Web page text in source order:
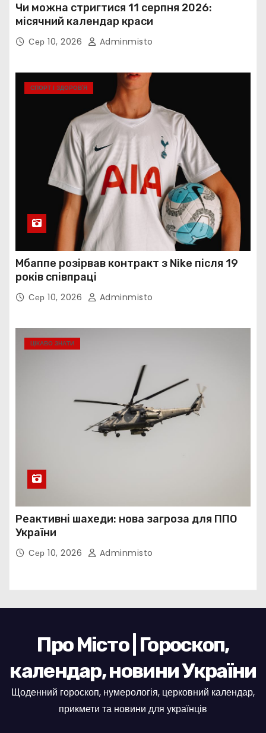
Чи можна стригтися 11 серпня 2026:
місячний календар краси
Сер 10, 2026 Adminmisto
СПОРТ І ЗДОРОВ’Я
Мбаппе розірвав контракт з Nike після 19
років співпраці
Сер 10, 2026 Adminmisto
ЦІКАВО ЗНАТИ
Реактивні шахеди: нова загроза для ППО
України
Сер 10, 2026 Adminmisto
Про Місто | Гороскоп,
календар, новини України
Щоденний гороскоп, нумерологія, церковний календар,
прикмети та новини для українців